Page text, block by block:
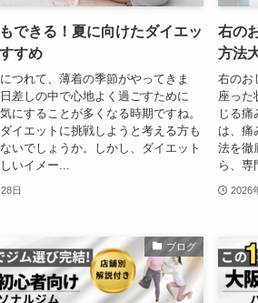
できる！夏に向けたダイエッ
すめ
つれて、薄着の季節がやってきま
差しの中で心地よく過ごすために
にすることが多くなる時期ですね。
イエットに挑戦しようと考える方も
いでしょうか。しかし、ダイエット
いイメー...
日
右の
方法
右のお
座った
じる
は、痛
法を徹
ら、専
2026
ブログ